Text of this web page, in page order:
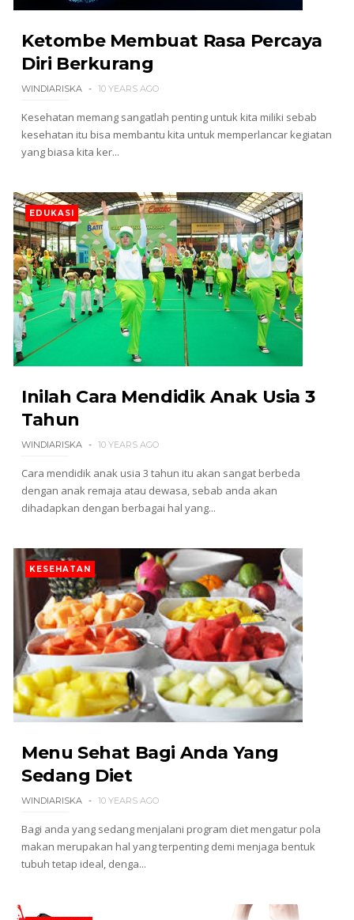
Ketombe Membuat Rasa Percaya
Diri Berkurang
WINDIARISKA 10 YEARS AGO
Kesehatan memang sangatlah penting untuk kita miliki sebab
kesehatan itu bisa membantu kita untuk memperlancar kegiatan
yang biasa kita ker...
EDUKASI
Inilah Cara Mendidik Anak Usia 3
Tahun
WINDIARISKA 10 YEARS AGO
Cara mendidik anak usia 3 tahun itu akan sangat berbeda
dengan anak remaja atau dewasa, sebab anda akan
dihadapkan dengan berbagai hal yang...
KESEHATAN
Menu Sehat Bagi Anda Yang
Sedang Diet
WINDIARISKA 10 YEARS AGO
Bagi anda yang sedang menjalani program diet mengatur pola
makan merupakan hal yang terpenting demi menjaga bentuk
tubuh tetap ideal, denga...